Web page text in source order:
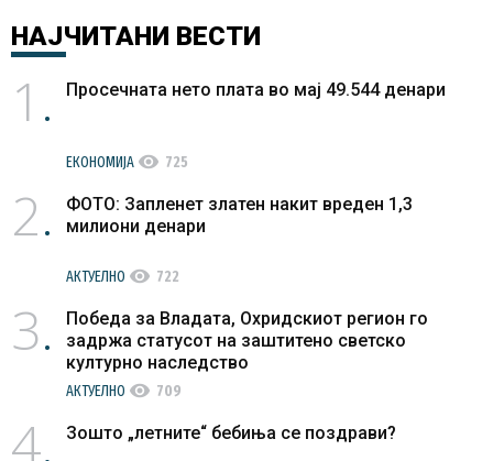
НАЈЧИТАНИ ВЕСТИ
1 Просечната нето плата во мај 49.544 денари
ЕКОНОМИЈА visibility 725
2
ФОТО: Запленет златен накит вреден 1,3
милиони денари
АКТУЕЛНО visibility 722
3
Победа за Владата, Охридскиот регион го
задржа статусот на заштитено светско
културно наследство
АКТУЕЛНО visibility 709
4 Зошто „летните“ бебиња се поздрави?